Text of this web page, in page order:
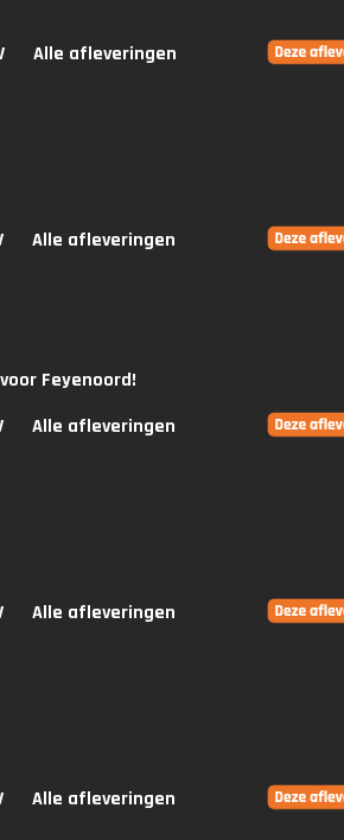
Alle afleveringen
Alle afleveringen
Feyenoord!
Alle afleveringen
Alle afleveringen
Alle afleveringen